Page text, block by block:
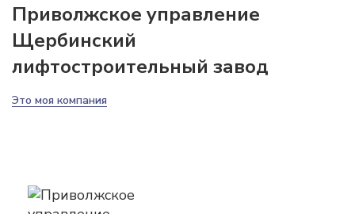
Приволжское управление
Щербинский
лифтостроительный завод
Это моя компания